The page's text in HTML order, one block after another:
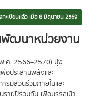
ทะเบียนแล้ว เมื่อ 8 มิถุนายน 2569
ฒนาหน่วยงาน
.ศ. 2566–2570) มุ่ง
อประสานพลังและ
มีส่วนร่วมภายในและ
ายปีร่วมกัน เพื่อบรรลุเป้า